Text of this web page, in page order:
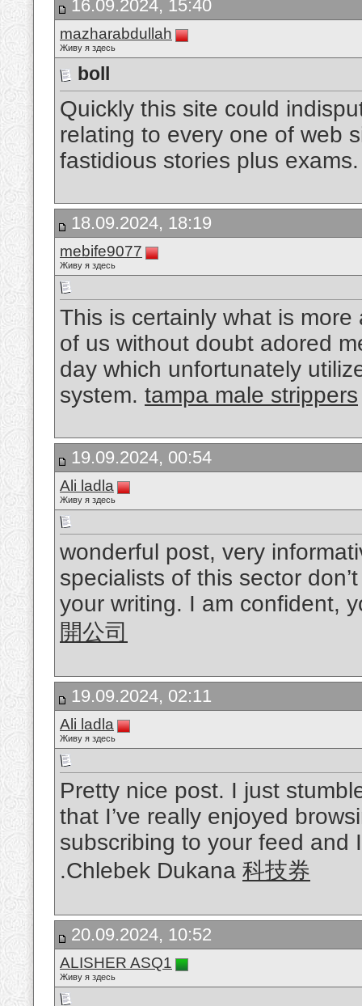
16.09.2024, 15:40
mazharabdullah
Живу я здесь
boll
Quickly this site could
relating to every one of web
fastidious stories plus
18.09.2024, 18:19
mebife9077
Живу я здесь
This is certainly what is
of us without doubt adored
day which unfortunately
system. tampa male strippers
19.09.2024, 00:54
Ali ladla
Живу я здесь
wonderful post, very
specialists of this sector
your writing. I am confident,
開公司
19.09.2024, 02:11
Ali ladla
Живу я здесь
Pretty nice post. I just
that I’ve really enjoyed
subscribing to your feed and
.Chlebek Dukana 科技券
20.09.2024, 10:52
ALISHER ASQ1
Живу я здесь